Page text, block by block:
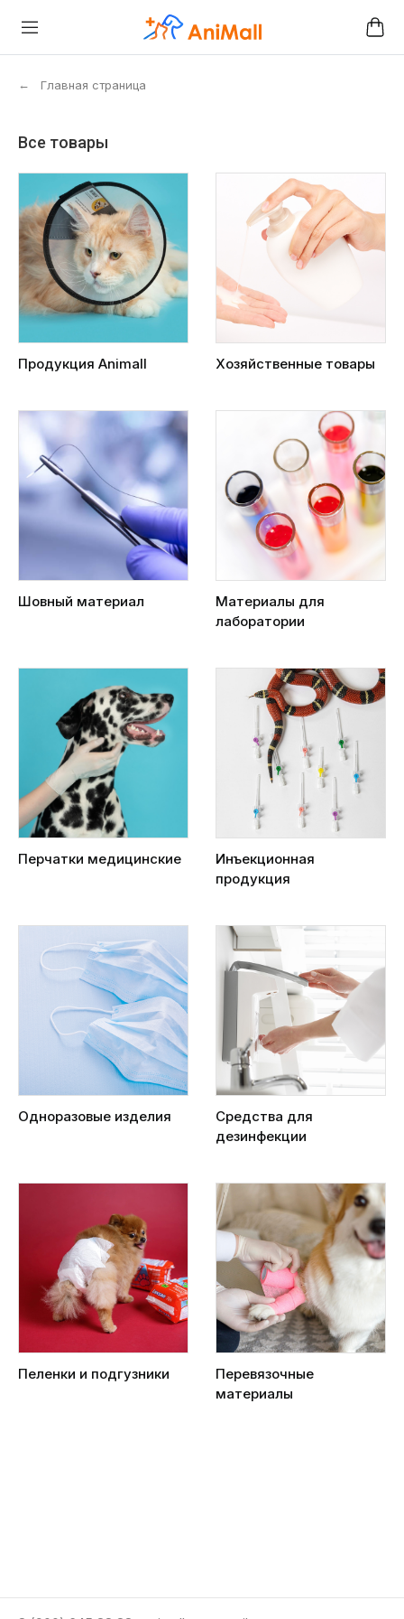
← Главная страница
Все товары
Продукция Animall Хозяйственные товары
Шовный материал
Материалы для
лаборатории
Перчатки медицинские
Инъекционная
продукция
Одноразовые изделия
Средства для
дезинфекции
Пеленки и подгузники
Перевязочные
материалы